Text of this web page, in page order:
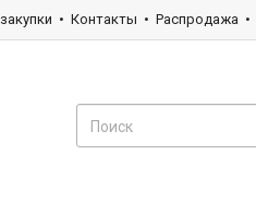
Контакты Распродажа